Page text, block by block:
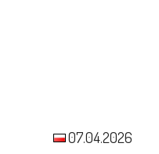
07.04.2026